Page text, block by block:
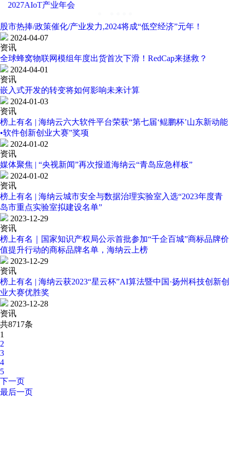
2027AIoT产业年会
股市热捧/政策催化/产业发力,2024将成“低空经济”元年！
2024-04-07
资讯
全球蜂窝物联网模组年度出货首次下滑！RedCap来拯救？
2024-04-01
资讯
嵌入式开发的转变将如何影响未来计算
2024-01-03
资讯
榜上有名 | 海纳云六大软件平台荣获“第七届‘鲲鹏杯’山东新动能
•软件创新创业大赛”奖项
2024-01-02
资讯
媒体聚焦 | “央视新闻”再次报道海纳云“青岛应急样板”
2024-01-02
资讯
榜上有名 | 海纳云城市安全与数据治理实验室入选“2023年度青
岛市重点实验室拟建设名单”
2023-12-29
资讯
榜上有名｜国家知识产权局公示首批参加“千企百城”商标品牌价
值提升行动的商标品牌名单，海纳云上榜
2023-12-29
资讯
榜上有名 | 海纳云获2023“星云杯”AI算法暨中国·扬州科技创新创
业大赛优胜奖
2023-12-28
资讯
共8717条
1
2
3
4
5
下一页
最后一页